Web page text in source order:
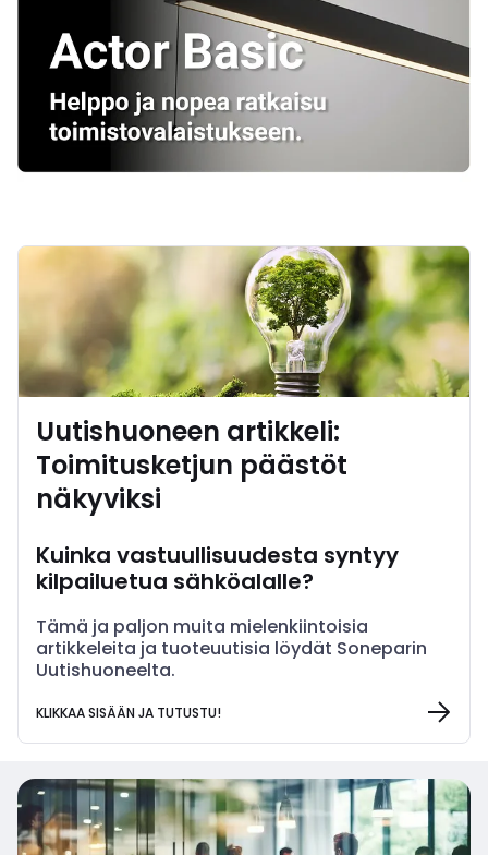
Uutishuoneen artikkeli:
Toimitusketjun päästöt
näkyviksi
Kuinka vastuullisuudesta syntyy
kilpailuetua sähköalalle?
Tämä ja paljon muita mielenkiintoisia
artikkeleita ja tuoteuutisia löydät Soneparin
Uutishuoneelta.
KLIKKAA SISÄÄN JA TUTUSTU!